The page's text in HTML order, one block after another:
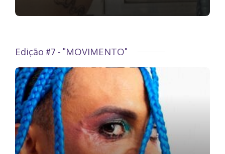
Edição #7 - "MOVIMENTO"